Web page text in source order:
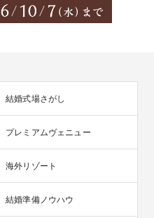
結婚式場さがし
プレミアムヴェニュー
海外リゾート
結婚準備ノウハウ